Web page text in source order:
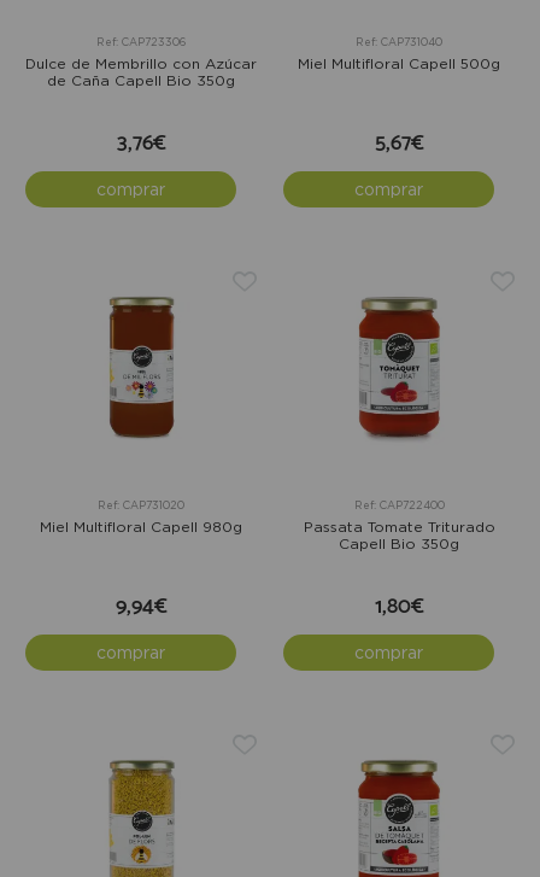
Ref: CAP723306
Dulce de Membrillo con Azúcar
de Caña Capell Bio 350g
3,76€
comprar
Ref: CAP731040
Miel Multifloral Capell 500g
5,67€
comprar
Ref: CAP731020
Miel Multifloral Capell 980g
9,94€
comprar
Ref: CAP722400
Passata Tomate Triturado
Capell Bio 350g
1,80€
comprar